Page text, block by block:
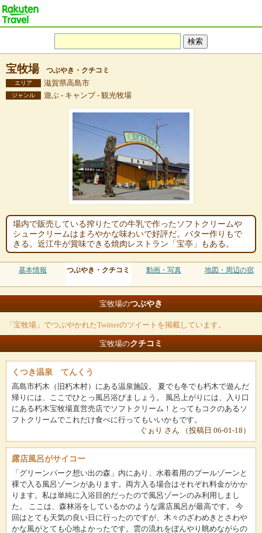
宝牧場 つぶやき・クチコミ
エリア 滋賀県高島市
ジャンル 遊ぶ - キャンプ - 観光牧場
場内で販売している搾りたての牛乳で作ったソフトクリームや
シュークリームはまろやかな味わいで好評だ。バター作りもで
きる。近江牛が賞味できる焼肉レストラン「宝亭」もある。
基本情報 つぶやき・クチコミ 動画・写真 地図・周辺の宿
宝牧場のつぶやき
「宝牧場」でつぶやかれたTwitterのツイートを掲載しています。
宝牧場のクチコミ
くつき温泉 てんくう
高島市朽木（旧朽木村）にある温泉施設。 夏でも冬でも朽木で遊んだ
帰りには、ここでひとっ風呂浴びましょう。 風呂上がりには、入り口
にある朽木宝牧場直営売店でソフトクリーム！とってもコクのあるソ
フトクリームでこれだけ食べに行ってもいいかもです。
ぐぉり さん （投稿日 06-01-18）
露店風呂がサイコー
「グリーンパーク想い出の森」内にあり、水着着用のプールゾーンと
裸で入る風呂ゾーンがあります。両方入る場合はそれぞれ料金がかか
ります。私は単純に入浴目的だったので風呂ゾーンのみ利用しまし
た。 ここは、森林浴をしているかのような露店風呂が最高です。 今
回はとても天気の良い日に行ったのですが、木々のざわめきとさわや
かな風がとても心地よかったです。雲の流れをぼんやり眺めながらの